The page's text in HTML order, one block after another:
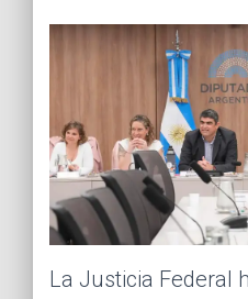
La Justicia Federal